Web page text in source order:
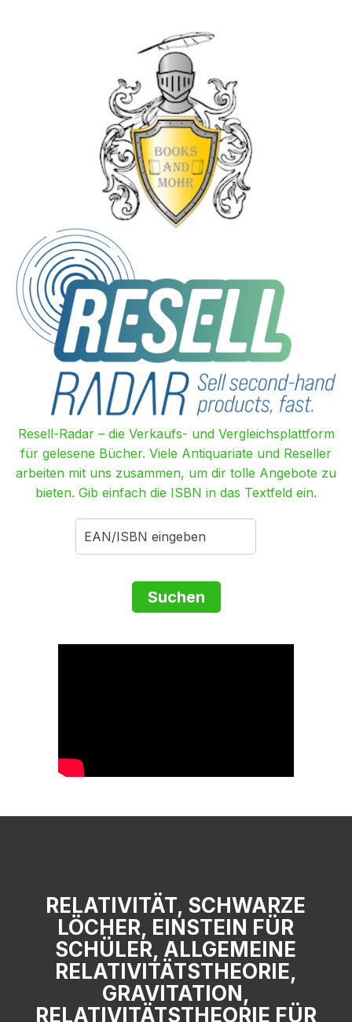
Resell-Radar – die Verkaufs- und Vergleichsplattform
für gelesene Bücher. Viele Antiquariate und Reseller
arbeiten mit uns zusammen, um dir tolle Angebote zu
bieten. Gib einfach die ISBN in das Textfeld ein.
RELATIVITÄT, SCHWARZE
LÖCHER, EINSTEIN FÜR
SCHÜLER, ALLGEMEINE
RELATIVITÄTSTHEORIE,
GRAVITATION,
RELATIVITÄTSTHEORIE FÜR